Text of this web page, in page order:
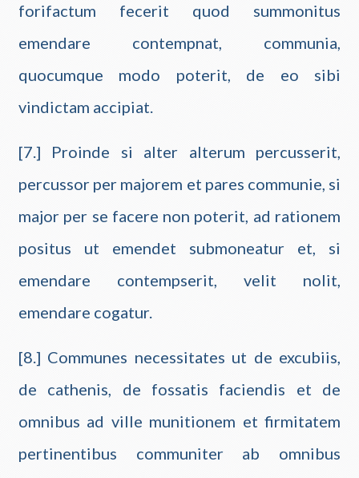
forifactum fecerit quod summonitus
emendare contempnat, communia,
quocumque modo poterit, de eo sibi
vindictam accipiat.
[7.] Proinde si alter alterum percusserit,
percussor per majorem et pares communie, si
major per se facere non poterit, ad rationem
positus ut emendet submoneatur et, si
emendare contempserit, velit nolit,
emendare cogatur.
[8.] Communes necessitates ut de excubiis,
de cathenis, de fossatis faciendis et de
omnibus ad ville munitionem et firmitatem
pertinentibus communiter ab omnibus